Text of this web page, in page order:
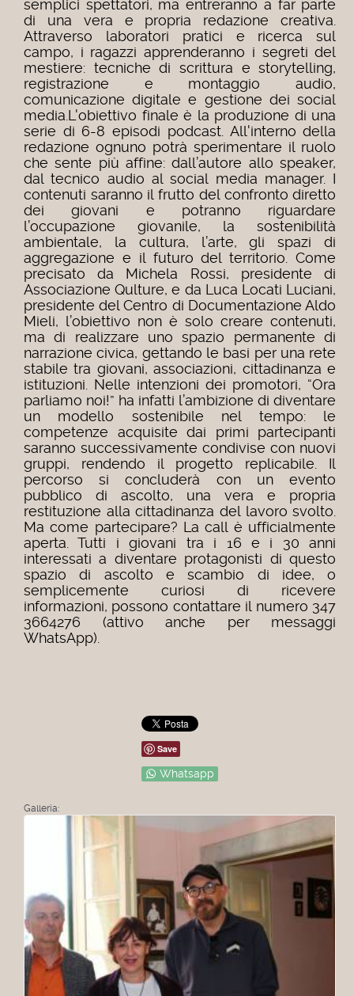
semplici spettatori, ma entreranno a far parte
di una vera e propria redazione creativa.
Attraverso laboratori pratici e ricerca sul
campo, i ragazzi apprenderanno i segreti del
mestiere: tecniche di scrittura e storytelling,
registrazione e montaggio audio,
comunicazione digitale e gestione dei social
media.L'obiettivo finale è la produzione di una
serie di 6-8 episodi podcast. All'interno della
redazione ognuno potrà sperimentare il ruolo
che sente più affine: dall’autore allo speaker,
dal tecnico audio al social media manager. I
contenuti saranno il frutto del confronto diretto
dei giovani e potranno riguardare
l’occupazione giovanile, la sostenibilità
ambientale, la cultura, l’arte, gli spazi di
aggregazione e il futuro del territorio. Come
precisato da Michela Rossi, presidente di
Associazione Qulture, e da Luca Locati Luciani,
presidente del Centro di Documentazione Aldo
Mieli, l’obiettivo non è solo creare contenuti,
ma di realizzare uno spazio permanente di
narrazione civica, gettando le basi per una rete
stabile tra giovani, associazioni, cittadinanza e
istituzioni. Nelle intenzioni dei promotori, “Ora
parliamo noi!” ha infatti l’ambizione di diventare
un modello sostenibile nel tempo: le
competenze acquisite dai primi partecipanti
saranno successivamente condivise con nuovi
gruppi, rendendo il progetto replicabile. Il
percorso si concluderà con un evento
pubblico di ascolto, una vera e propria
restituzione alla cittadinanza del lavoro svolto.
Ma come partecipare? La call è ufficialmente
aperta. Tutti i giovani tra i 16 e i 30 anni
interessati a diventare protagonisti di questo
spazio di ascolto e scambio di idee, o
semplicemente curiosi di ricevere
informazioni, possono contattare il numero 347
3664276 (attivo anche per messaggi
WhatsApp).
Save
Whatsapp
Galleria: